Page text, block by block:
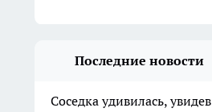
Последние новости
Соседка удивилась,